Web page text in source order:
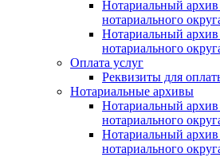
Нотариальный
нотариального
Нотариальный
нотариального
Оплата услуг
Реквизиты для
Нотариальные архивы
Нотариальный архив
нотариального
Нотариальный архив
нотариального